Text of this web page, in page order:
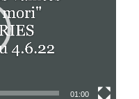
01:00